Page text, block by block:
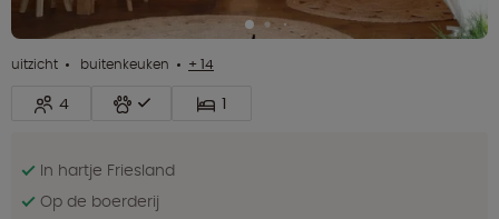
uitzicht buitenkeuken + 14
4 1
In hartje Friesland
Op de boerderij